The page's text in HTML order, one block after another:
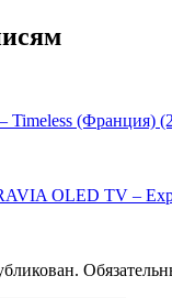
Timeless (Франция)
OLED TV –